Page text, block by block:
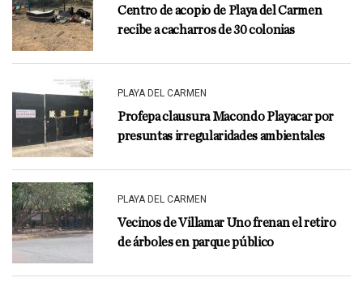
Centro de acopio de Playa del Carmen
recibe a cacharros de 30 colonias
PLAYA DEL CARMEN
Profepa clausura Macondo Playacar por
presuntas irregularidades ambientales
PLAYA DEL CARMEN
Vecinos de Villamar Uno frenan el retiro
de árboles en parque público